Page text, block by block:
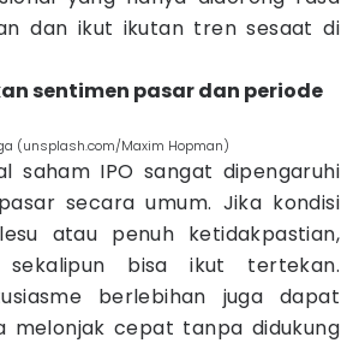
dan ikut ikutan tren sesaat di
sentimen pasar dan periode
(unsplash.com/Maxim Hopman)
saham IPO sangat dipengaruhi
secara umum. Jika kondisi
atau penuh ketidakpastian,
bisa ikut tertekan.
berlebihan juga dapat
melonjak cepat tanpa didukung